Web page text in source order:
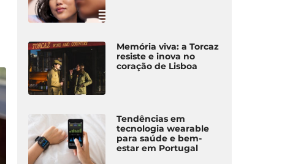
Memória viva: a Torcaz
resiste e inova no
coração de Lisboa
Tendências em
tecnologia wearable
para saúde e bem-
estar em Portugal